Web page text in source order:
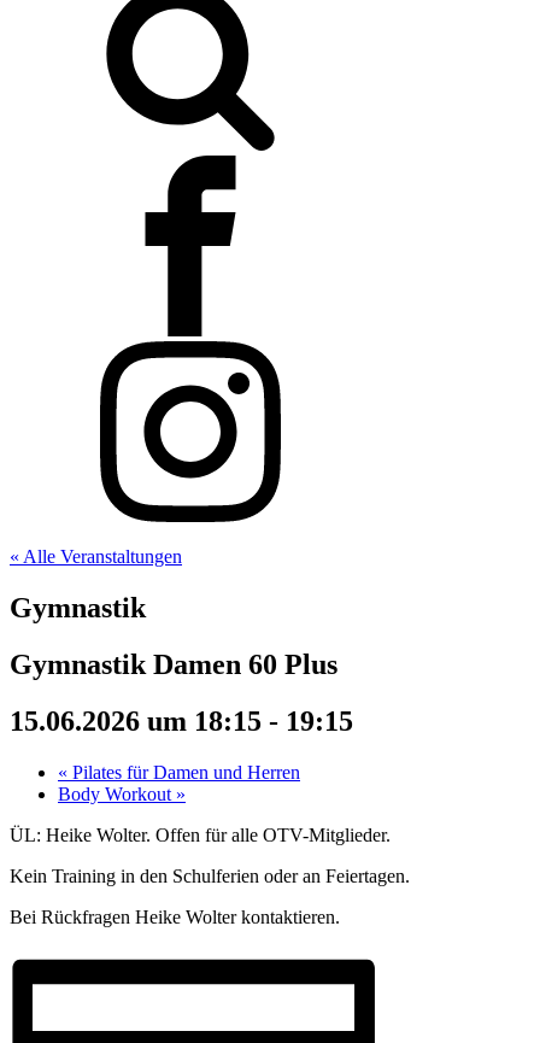
« Alle Veranstaltungen
Gymnastik
Gymnastik Damen 60 Plus
15.06.2026 um 18:15 - 19:15
« Pilates für Damen und Herren
Body Workout »
ÜL: Heike Wolter. Offen für alle OTV-Mitglieder.
Kein Training in den Schulferien oder an Feiertagen.
Bei Rückfragen Heike Wolter kontaktieren.